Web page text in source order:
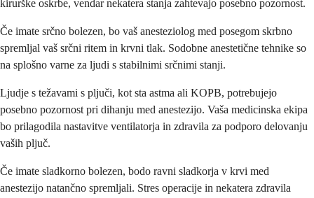
kirurške oskrbe, vendar nekatera stanja zahtevajo posebno pozornost.
Če imate srčno bolezen, bo vaš anesteziolog med posegom skrbno
spremljal vaš srčni ritem in krvni tlak. Sodobne anestetične tehnike so
na splošno varne za ljudi s stabilnimi srčnimi stanji.
Ljudje s težavami s pljuči, kot sta astma ali KOPB, potrebujejo
posebno pozornost pri dihanju med anestezijo. Vaša medicinska ekipa
bo prilagodila nastavitve ventilatorja in zdravila za podporo delovanju
vaših pljuč.
Če imate sladkorno bolezen, bodo ravni sladkorja v krvi med
anestezijo natančno spremljali. Stres operacije in nekatera zdravila